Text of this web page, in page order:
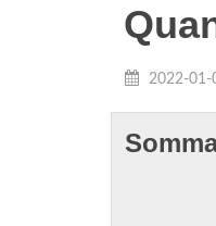
2022-01-